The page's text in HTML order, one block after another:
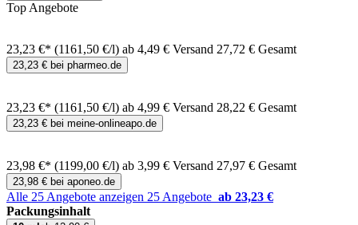
Top Angebote
23,23 €* (1161,50 €/l) ab 4,49 € Versand 27,72 € Gesamt
23,23 € bei pharmeo.de
23,23 €* (1161,50 €/l) ab 4,99 € Versand 28,22 € Gesamt
23,23 € bei meine-onlineapo.de
23,98 €* (1199,00 €/l) ab 3,99 € Versand 27,97 € Gesamt
23,98 € bei aponeo.de
Alle 25 Angebote anzeigen 25 Angebote ab 23,23 €
Packungsinhalt